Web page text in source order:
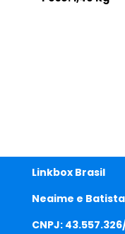
Linkbox Brasil
Neaime e
CNPJ: